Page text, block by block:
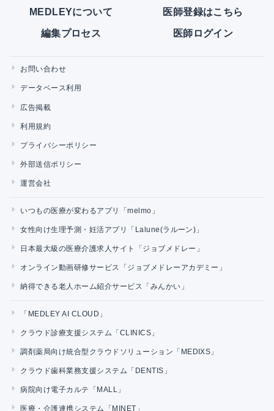
MEDLEYについて 医師登録はこちら
編集プロセス 医師ログイン
お問い合わせ
データベース利用
広告掲載
利用規約
プライバシーポリシー
外部送信ポリシー
運営会社
いつもの医療が変わるアプリ「melmo」
女性向け生理予測・妊活アプリ「Lalune(ラルーン)」
日本最大級の医療介護求人サイト「ジョブメドレー」
オンライン動画研修サービス「ジョブメドレーアカデミー」
納得できる老人ホーム紹介サービス「みんかい」
「MEDLEY AI CLOUD」
クラウド診療支援システム「CLINICS」
調剤薬局向け統合型クラウドソリューション「MEDIXS」
クラウド歯科業務支援システム「DENTIS」
病院向け電子カルテ「MALL」
医療・介護連携システム「MINET」